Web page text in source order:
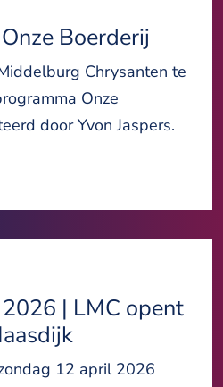
Boerderij
Chrysanten te
Onze
door Yvon Jaspers.
| LMC opent
12 april 2026